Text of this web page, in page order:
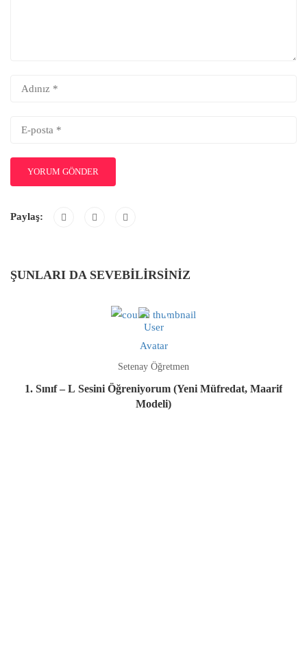
Paylaş:
ŞUNLARI DA SEVEBILIRSINIZ
Setenay Öğretmen
1. Sınıf – L Sesini Öğreniyorum (Yeni Müfredat, Maarif
Modeli)